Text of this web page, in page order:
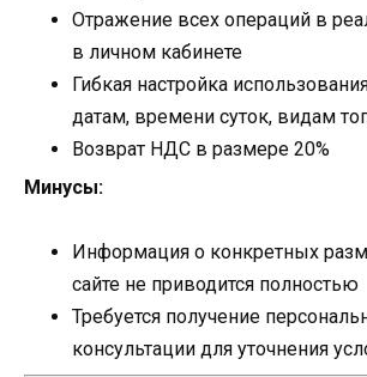
Отражение всех операций в
в личном кабинете
Гибкая настройка
датам, времени суток, видам
Возврат НДС в размере 20%
Минусы:
Информация о конкретных
сайте не приводится полностью
Требуется получение
консультации для уточнения